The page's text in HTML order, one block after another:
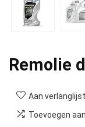
Remolie
Aan
Toevoegen